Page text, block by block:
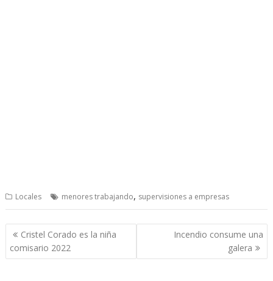
Locales menores trabajando, supervisiones a empresas
Post
navigation
Cristel Corado es la niña
comisario 2022
Incendio consume una
galera